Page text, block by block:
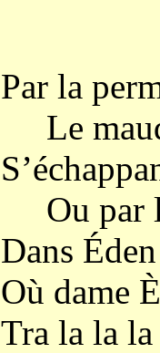
Par la
Le
Ou par
Dans
Où dame
Tra la la